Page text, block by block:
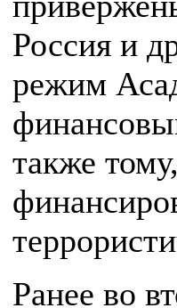
Россия и
режим
также
Ранее во